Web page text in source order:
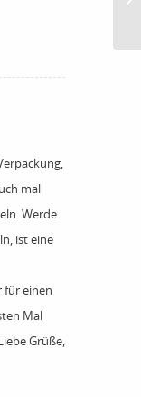
mal
Werde
ist eine
für einen
Mal
Grüße,